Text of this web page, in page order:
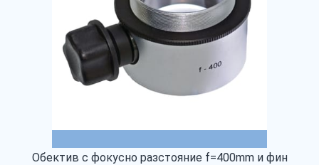
Обектив с фокусно разстояние f=400mm и фин